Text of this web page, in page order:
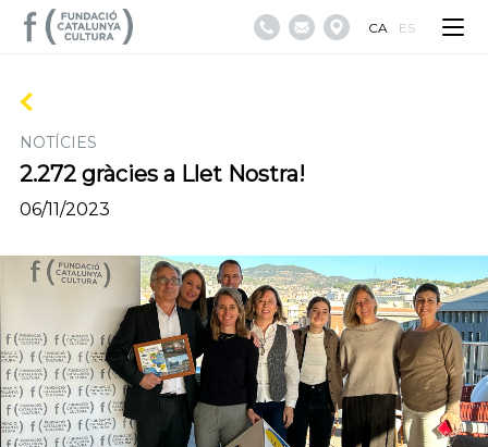
CA ES
NOTÍCIES
2.272 gràcies a Llet Nostra!
06/11/2023